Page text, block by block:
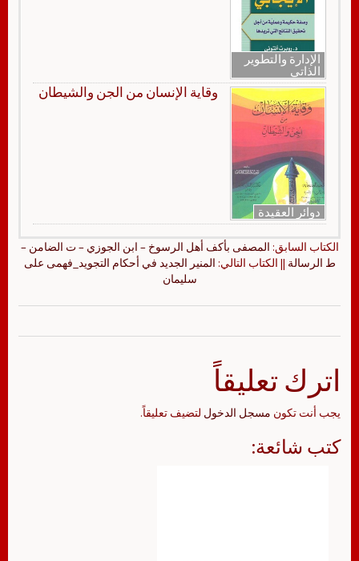
الإدارة والتطوير
الذاتي
دوائر العقيدة
وقاية الإنسان من الجن والشيطان
الكتاب السابق: المصفى بأكف أهل الرسوخ – ابن الجوزي – ت الضامن –
ط الرسالة || الكتاب التالي: المنير الجديد في أحكام التجويد_فهمى على
سليمان
اترك تعليقاً
يجب أنت تكون مسجل الدخول لتضيف تعليقاً.
كتب شائعة: